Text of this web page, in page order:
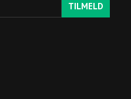
TILMELD